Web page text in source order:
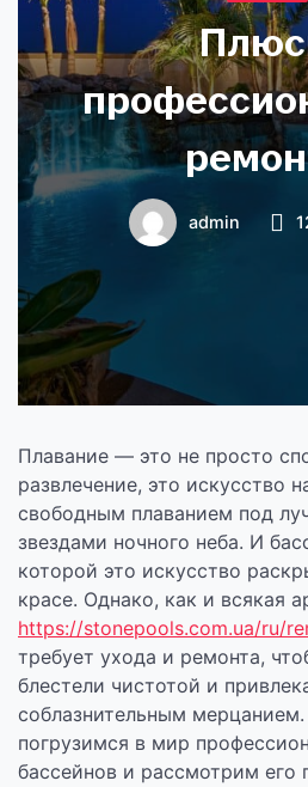
admin
Плавание — это не просто
развлечение, это искусство
свободным плаванием под
звездами ночного неба. И
которой это искусство
красе. Однако, как и всякая
https://stonepools.com.ua/ru/
требует ухода и ремонта,
блестели чистотой и
соблазнительным
погрузимся в мир
бассейнов и рассмотрим его